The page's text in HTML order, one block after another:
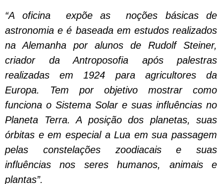
“A oficina expõe as noções básicas de
astronomia e é baseada em estudos realizados
na Alemanha por alunos de Rudolf Steiner,
criador da Antroposofia após palestras
realizadas em 1924 para agricultores da
Europa. Tem por objetivo mostrar como
funciona o Sistema Solar e suas influências no
Planeta Terra. A posição dos planetas, suas
órbitas e em especial a Lua em sua passagem
pelas constelações zoodiacais e suas
influências nos seres humanos, animais e
plantas”.